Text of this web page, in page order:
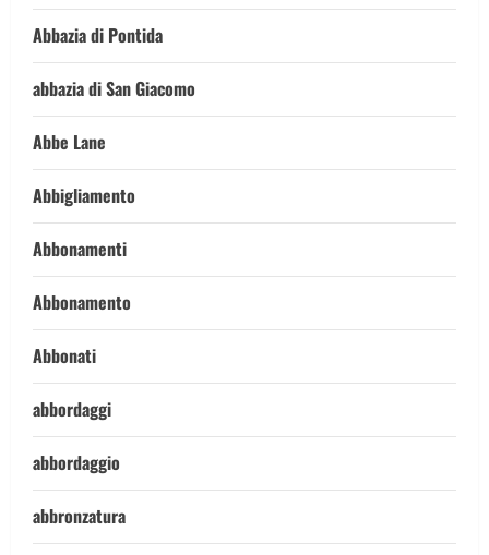
Abbazia di Pontida
abbazia di San Giacomo
Abbe Lane
Abbigliamento
Abbonamenti
Abbonamento
Abbonati
abbordaggi
abbordaggio
abbronzatura